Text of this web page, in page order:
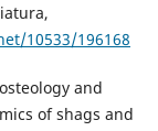
10533/196168
and
of shags and